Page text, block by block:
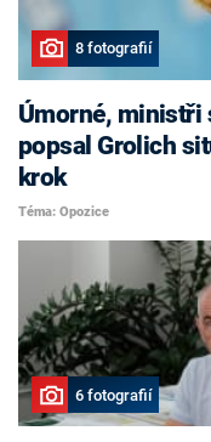
8 fotografií
Úmorné, ministři
popsal Grolich
krok
Téma: Opozice
6 fotografií